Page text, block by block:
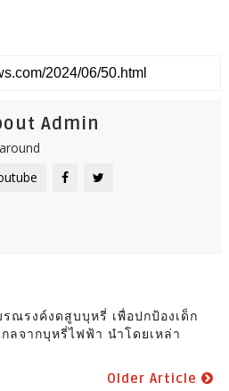
Admin
ณรงค์งดสูบบุหรี่ เพื่อปกป้องเด็ก
ลจากบุหรี่ไฟฟ้า นำโดยเหล่า
Older Article